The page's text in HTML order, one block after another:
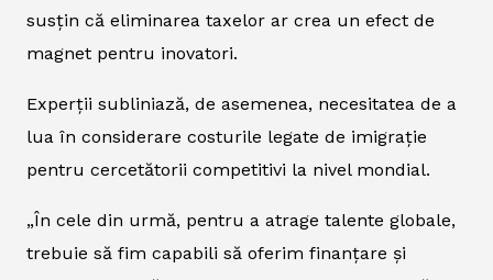
susțin că eliminarea taxelor ar crea un efect de
magnet pentru inovatori.
Experții subliniază, de asemenea, necesitatea de a
lua în considerare costurile legate de imigrație
pentru cercetătorii competitivi la nivel mondial.
„În cele din urmă, pentru a atrage talente globale,
trebuie să fim capabili să oferim finanțare și